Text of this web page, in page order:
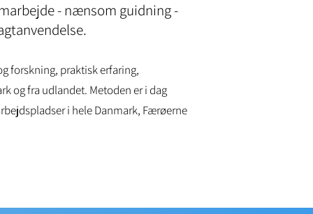
- nænsom guidning -
forskning, praktisk erfaring,
og fra udlandet. Metoden er i dag
dser i hele Danmark, Færøerne